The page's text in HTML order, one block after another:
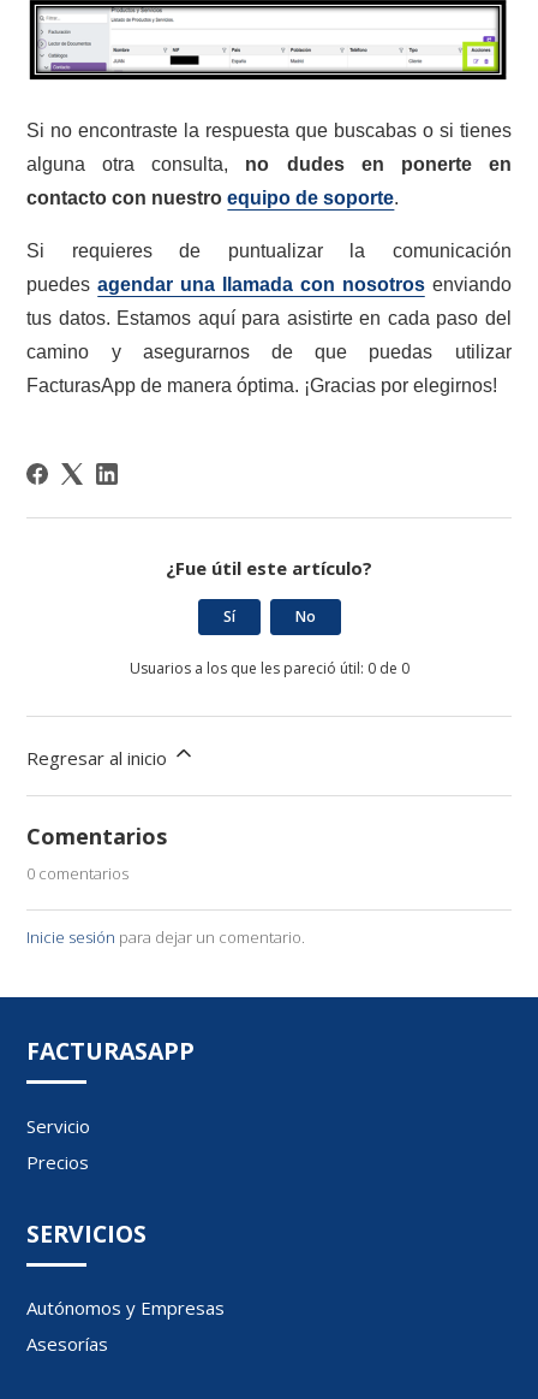
Si no encontraste la respuesta que buscabas o si tienes
alguna otra consulta, no dudes en ponerte en
contacto con nuestroequipo de soporte.
Si requieres de puntualizar la comunicación
puedesagendar una llamada con nosotrosenviando
tus datos. Estamos aquí para asistirte en cada paso del
camino y asegurarnos de que puedas utilizar
FacturasApp de manera óptima. ¡Gracias por elegirnos!
¿Fue útil este artículo?
Sí No
Usuarios a los que les pareció útil: 0 de 0
Regresar al inicio
Comentarios
0 comentarios
Inicie sesión para dejar un comentario.
FACTURASAPP
Servicio
Precios
SERVICIOS
Autónomos y Empresas
Asesorías